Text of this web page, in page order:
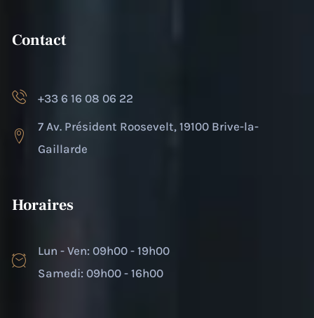
Contact
+33 6 16 08 06 22
7 Av. Président Roosevelt, 19100 Brive-la-
Gaillarde
Horaires
Lun - Ven: 09h00 - 19h00
Samedi: 09h00 - 16h00